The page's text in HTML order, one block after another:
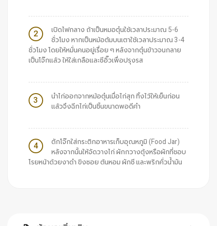
2
เปิดไฟกลาง ถ้าเป็นหมอตุ๋นใช้เวลาประมาณ 5-6
ชั่วโมง หากเป็นหม้อต้มบนเตาใช้เวลาประมาณ 3-4
ชั่วโมง โดยให้หมั่นคนอยู่เรื่อย ๆ หลังจากตุ๋นข้าวจนกลาย
เป็นโจ๊กแล้ว ให้ใส่เกลือและซีอิ๊วเพื่อปรุงรส
3
นำไก่ออกจากหม้อตุ๋นเมื่อไก่สุก ทิ้งไว้ให้เย็นก่อน
แล้วจึงฉีกไก่เป็นชิ้นขนาดพอดีคำ
4
ตักโจ๊กใส่กระติกอาหารเก็บอุณหภูมิ (Food Jar)
หลังจากนั้นให้จัดวางไก่ ผักกวางตุ้งหรือผักที่ชอบ
โรยหน้าด้วยงาดำ ขิงซอย ต้นหอม ผักชี และพริกคั่วน้ำมัน